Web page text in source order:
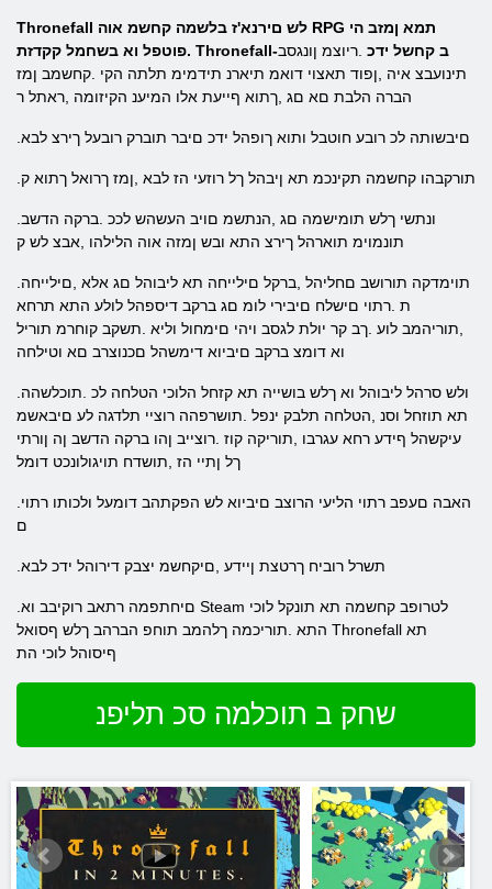
Thronefall לש םירנא'ז בלשמה קחשמ אוה RPG תמא ןמזב הי
.פוטפל וא בשחמל קקדזת Thronefall-ב קחשל ידכ .ריוצמ ןונגסב
תינועבצ איה ,ןפוד תאצוי דואמ תיארנ תידמימ תלתה הקי .קחשמב ןמז
הברה הלבת םא םג ,ךתוא ףייעת אלו המיענ הקיזומה ,ראתל ר
.םיבשותה לכ רובע חוטבל ותוא ךופהל ידכ םיבר תוברק רובעל ךירצ לבא
.תורקבהו קחשמה תקינכמ תא ןיבהל ךל רוזעי הז לבא ,ןמז ךרואל ךתוא ק
תונמוימ תוארהל ךירצ התא ובש ןמזה אוה הלילהו ,אבצ לש ק
ת .רתוי םישלח םיבירי לומ םג ברקב דיספהל לולע התא תרחא
,תוריהמב לוע .ךב קר יולת לגסב ויהי םימחול וליא .תשקב קוחרמ תוריל
וא דומצ ברקב םיביוא דימשהל םכנוצרב םא וטילחה
תא תוזחל וסנ ,הטלחה תלבק ינפל .תושרפהה רוציי תלדגה לע םיבאשמ
עיקשהל ףידע רחא עגרבו ,תוריקה קוז .רוצייב ןהו ברקה הדשב ןה ןורתי
ךל ןתיי הז ,תושדח תויגולונכט דומל
ם
.תשרל רוביח ךרטצת ןיידע ,םיקחשמ יצבק דירוהל ידכ לבא
התא .תוריכמה ךלהמב תוחפ הברהב ךלש ףסואל Thronefall תא
ףיסוהל לוכי הת
שחק ב תוכלמה סכ תליפנ